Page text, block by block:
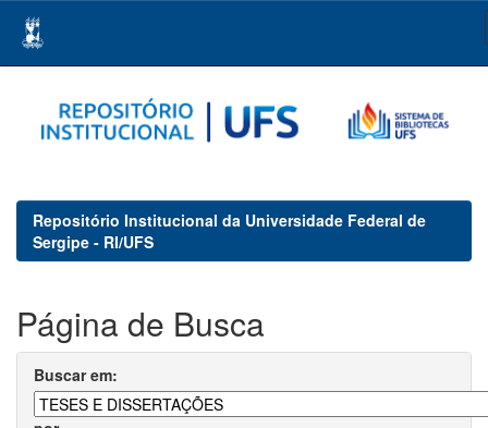
navigation
Repositório Institucional da Universidade Federal de
Sergipe - RI/UFS
Página de Busca
Buscar em: